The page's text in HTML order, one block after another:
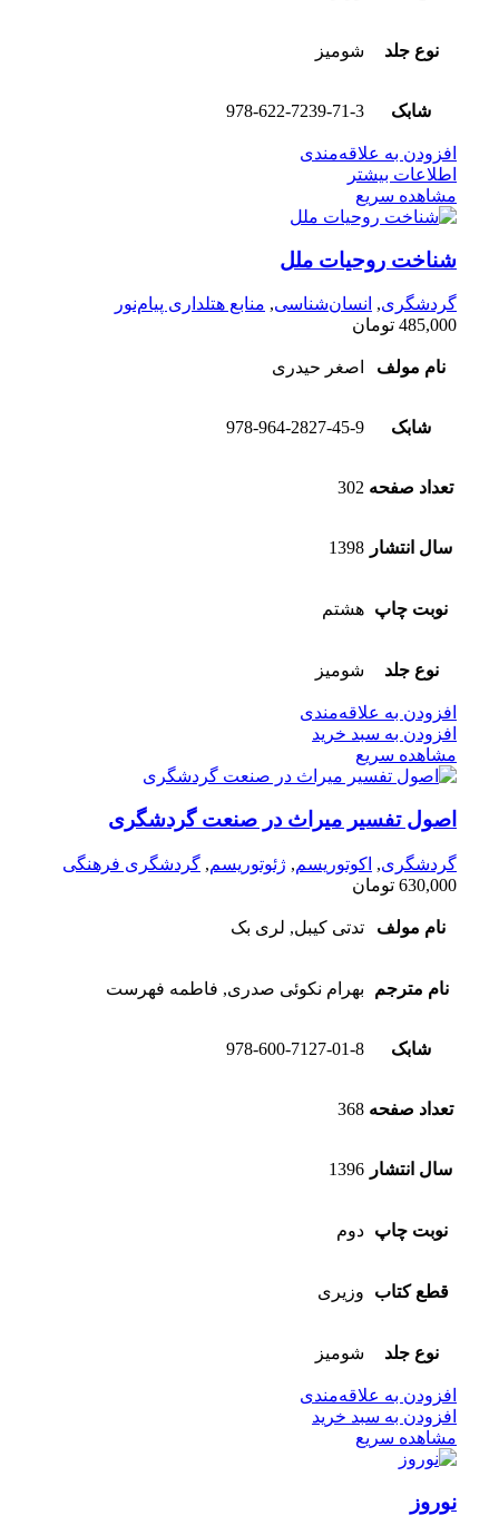
نوع جلد شومیز
شابک 978-622-7239-71-3
افزودن به علاقه‌مندی
اطلاعات بیشتر
مشاهده سریع
شناخت روحیات ملل
گردشگری, انسان‌شناسی, منابع هتلداری پیام‌نور
485,000 تومان
نام مولف اصغر حیدری
شابک 978-964-2827-45-9
تعداد صفحه 302
سال انتشار 1398
نوبت چاپ هشتم
نوع جلد شومیز
افزودن به علاقه‌مندی
افزودن به سبد خرید
مشاهده سریع
اصول تفسیر میراث در صنعت گردشگری
گردشگری, اکوتوریسم, ژئوتوریسم, گردشگری فرهنگی
630,000 تومان
نام مولف تدتی کیبل, لری بک
نام مترجم بهرام نکوئی صدری, فاطمه فهرست
شابک 978-600-7127-01-8
تعداد صفحه 368
سال انتشار 1396
نوبت چاپ دوم
قطع کتاب وزیری
نوع جلد شومیز
افزودن به علاقه‌مندی
افزودن به سبد خرید
مشاهده سریع
نوروز